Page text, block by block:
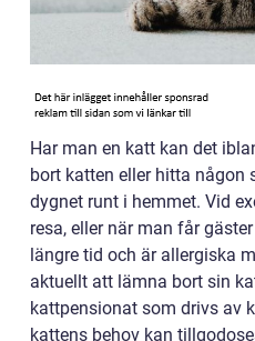
Har man en katt kan det
bort katten eller hitta någon
dygnet runt i hemmet. Vid
resa, eller när man får
längre tid och är allergiska
aktuellt att lämna bort sin
kattpensionat som drivs av
kattens behov kan